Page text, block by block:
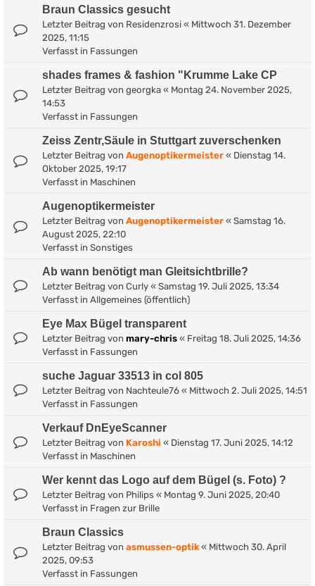
Braun Classics gesucht
Letzter Beitrag von Residenzrosi « Mittwoch 31. Dezember
2025, 11:15
Verfasst in Fassungen
shades frames & fashion "Krumme Lake CP
Letzter Beitrag von georgka « Montag 24. November 2025,
14:53
Verfasst in Fassungen
Zeiss Zentr,Säule in Stuttgart zuverschenken
Letzter Beitrag von Augenoptikermeister « Dienstag 14.
Oktober 2025, 19:17
Verfasst in Maschinen
Augenoptikermeister
Letzter Beitrag von Augenoptikermeister « Samstag 16.
August 2025, 22:10
Verfasst in Sonstiges
Ab wann benötigt man Gleitsichtbrille?
Letzter Beitrag von Curly « Samstag 19. Juli 2025, 13:34
Verfasst in Allgemeines (öffentlich)
Eye Max Bügel transparent
Letzter Beitrag von mary-chris « Freitag 18. Juli 2025, 14:36
Verfasst in Fassungen
suche Jaguar 33513 in col 805
Letzter Beitrag von Nachteule76 « Mittwoch 2. Juli 2025, 14:51
Verfasst in Fassungen
Verkauf DnEyeScanner
Letzter Beitrag von Karoshi « Dienstag 17. Juni 2025, 14:12
Verfasst in Maschinen
Wer kennt das Logo auf dem Bügel (s. Foto) ?
Letzter Beitrag von Philips « Montag 9. Juni 2025, 20:40
Verfasst in Fragen zur Brille
Braun Classics
Letzter Beitrag von asmussen-optik« Mittwoch 30. April
2025, 09:53
Verfasst in Fassungen